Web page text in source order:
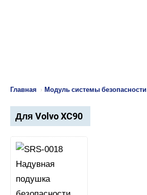
Главная › Модуль системы
Для Volvo XC90